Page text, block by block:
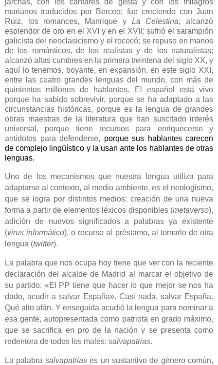
jarchas, con los cantares de gesta y con los milagros
marianos traducidos por Berceo; fue creciendo con Juan
Ruiz, los romances, Manrique y La Celestina; alcanzó
esplendor de oro en el XVI y en el XVII; sufrió el sarampión
galicista del neoclasicismo y el rococó; se repuso en manos
de los románticos, de los realistas y de los naturalistas;
alcanzó altas cumbres en la primera treintena del siglo XX, y
aquí lo tenemos, boyante, en expansión, en este siglo XXI,
entre las cuatro grandes lenguas del mundo, con más de
quinientos millones de hablantes. El español está vivo
porque ha sabido sobrevivir, porque se ha adaptado a las
circunstancias históricas, porque es la lengua de grandes
obras maestras de la literatura que han suscitado interés
universal, porque tiene recursos para enriquecerse y
antídotos para defenderse, porque sus hablantes carecen
de complejo lingüístico y la usan ante los hablantes de otras
lenguas.
Uno de los mecanismos que nuestra lengua utiliza para
adaptarse al contexto, al medio ambiente, es el neologismo,
que se logra por distintos medios: creación de una nueva
forma a partir de elementos léxicos disponibles (metaverso),
adición de nuevos significados a palabras ya existente
(virus informático), o recurso al préstamo, al tomarlo de otra
lengua (twitter).
La palabra que nos ocupa hoy tiene que ver con la reciente
declaración del alcalde de Madrid al marcar el objetivo de
su partido: «El PP tiene que hacer lo que mejor se nos ha
dado, acudir a salvar España». Casi nada, salvar España.
Qué alto afán. Y enseguida acudió la lengua para nominar a
esa gente, autopresentada como patriota en grado máximo,
que se sacrifica en pro de la nación y se presenta como
redentora de todos los males: salvapatrias.
La palabra salvapatriases un sustantivo de género común,